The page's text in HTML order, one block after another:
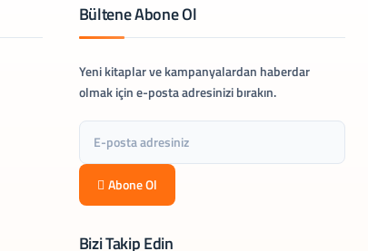
Bültene Abone Ol
Yeni kitaplar ve kampanyalardan haberdar
olmak için e-posta adresinizi bırakın.
Abone Ol
Bizi Takip Edin